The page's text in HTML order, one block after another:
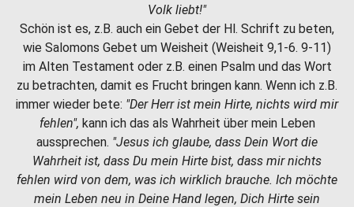
Volk liebt!"
Schön ist es, z.B. auch ein Gebet der Hl. Schrift zu beten,
wie Salomons Gebet um Weisheit (Weisheit 9,1-6. 9-11)
im Alten Testament oder z.B. einen Psalm und das Wort
zu betrachten, damit es Frucht bringen kann. Wenn ich z.B.
immer wieder bete: "Der Herr ist mein Hirte, nichts wird mir
fehlen", kann ich das als Wahrheit über mein Leben
aussprechen. "Jesus ich glaube, dass Dein Wort die
Wahrheit ist, dass Du mein Hirte bist, dass mir nichts
fehlen wird von dem, was ich wirklich brauche. Ich möchte
mein Leben neu in Deine Hand legen, Dich Hirte sein